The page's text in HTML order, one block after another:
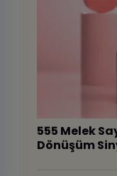
555 Melek
Dönüşüm